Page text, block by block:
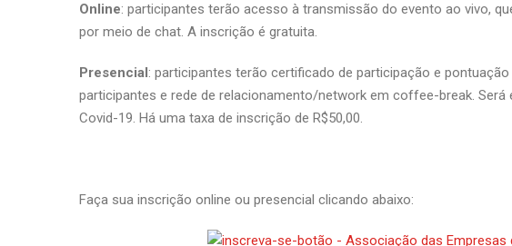
Online: participantes terão acesso à transmissão do evento ao vivo,
por meio de chat. A inscrição é gratuita.
Presencial : participantes terão certificado de participação e
participantes e rede de relacionamento/network em coffee-break.
Covid-19. Há uma taxa de inscrição de R$50,00.
Faça sua inscrição online ou presencial clicando abaixo: